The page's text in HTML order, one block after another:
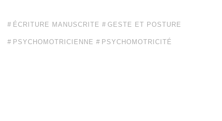
ÉCRITURE MANUSCRITE GESTE ET POSTURE
PSYCHOMOTRICIENNE PSYCHOMOTRICITÉ